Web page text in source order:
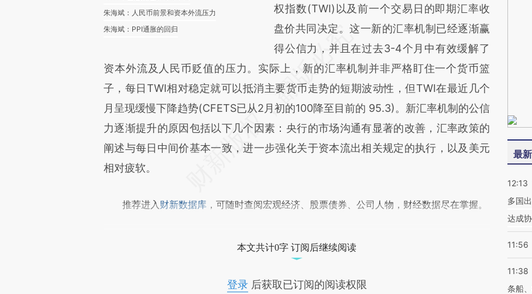
朱海斌：人民币前景和资本外流压力
朱海斌：PPI通胀的回归
权指数(TWI)以及前一个交易日的即期汇率收
盘价共同决定。这一新的汇率机制已经逐渐赢
得公信力，并且在过去3-4个月中有效缓解了
资本外流及人民币贬值的压力。实际上，新的汇率机制并非严格盯住一个货币篮
子，每日TWI相对稳定就可以抵消主要货币走势的短期波动性，但TWI在最近几个
月呈现缓慢下降趋势(CFETS已从2月初的100降至目前的 95.3)。新汇率机制的公信
力逐渐提升的原因包括以下几个因素：央行的市场沟通有显著的改善，汇率政策的
阐述与每日中间价基本一致，进一步强化关于资本流出相关规定的执行，以及美元
相对疲软。
推荐进入 财新数据库 ，可随时查阅宏观经济、股票债券、公司人物，财经数据尽在掌握。
本文共计0字 订阅后继续阅读
登录后获取已订阅的阅读权限
最
12:13
多国
达成
11:56
11:38
条船